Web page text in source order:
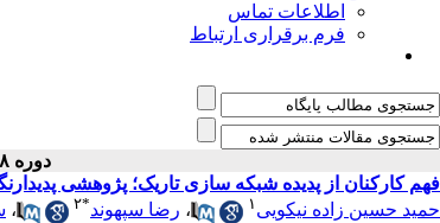
اطلاعات تماس
فرم برقراری ارتباط
دوره ۳۸، شماره ۳ - ( پاییز ۱۴۰۴ )
فهم کارکنان از پدیده شبکه سازی تاریک؛ پژوهشی
حمید حسین زاده نیکویی ۱ ، رضا سپهوند*۲ ،